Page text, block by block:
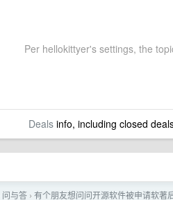
Per hellokittyer's settings, the
Dealsinfo, including closed
问与答 › 有个朋友想问问开源软件被申请软著